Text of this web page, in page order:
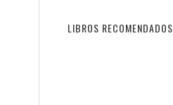
LIBROS RECOMENDADOS